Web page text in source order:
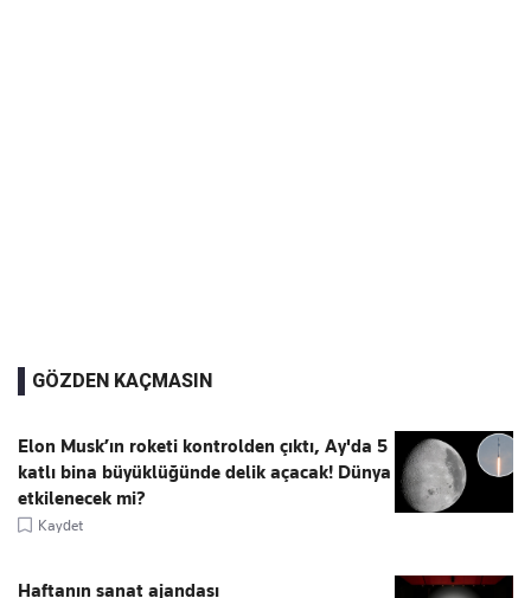
GÖZDEN KAÇMASIN
Elon Musk’ın roketi kontrolden çıktı, Ay'da 5
katlı bina büyüklüğünde delik açacak! Dünya
etkilenecek mi?
Kaydet
Haftanın sanat ajandası